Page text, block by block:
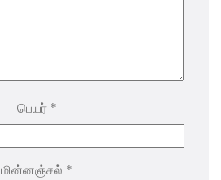
பெயர் *
மின்னஞ்சல் *